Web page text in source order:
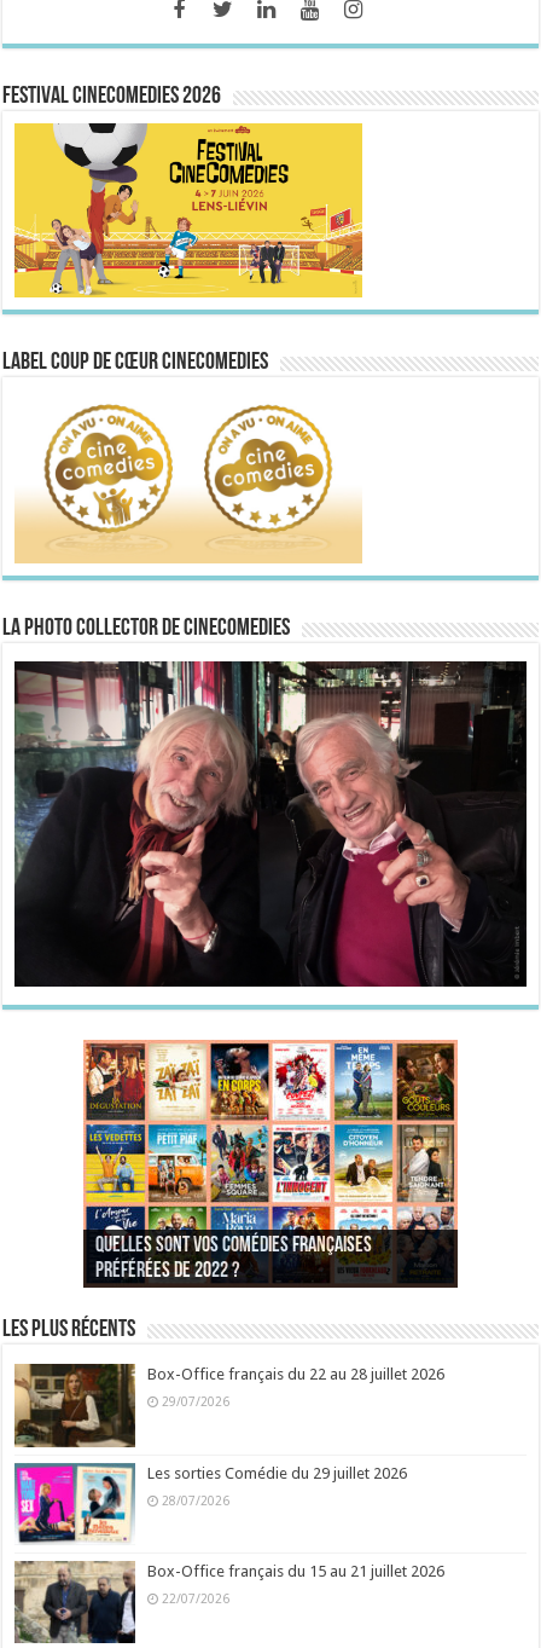
FESTIVAL CINECOMEDIES 2026
Label Coup de Cœur CineComedies
La Photo collector de CineComedies
Quelles sont vos comédies françaises
préférées de 2022 ?
Quel est votre personnage préféré du Père
Noël est une ordure ?
Quelles sont vos comédies françaises
préférées de 2021 ?
Quel est votre « Gendarme » préféré ?
Quels sont vos 3 comédies de Jean-Marie Poiré
préférées ?
Quel est votre « Tati » préféré ?
Quel est votre « bronzé » préféré ?
Les plus récents
Box-Office français du 22 au 28 juillet 2026
29/07/2026
Les sorties Comédie du 29 juillet 2026
28/07/2026
Box-Office français du 15 au 21 juillet 2026
22/07/2026